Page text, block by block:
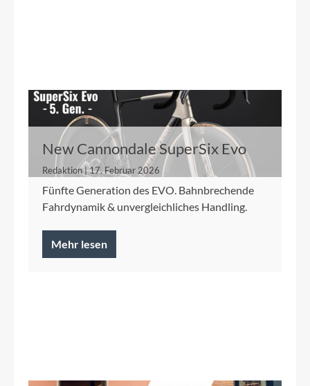
New Cannondale SuperSix Evo
Redaktion | 17. Februar 2026
Fünfte Generation des EVO. Bahnbrechende
Fahrdynamik & unvergleichliches Handling.
Mehr lesen